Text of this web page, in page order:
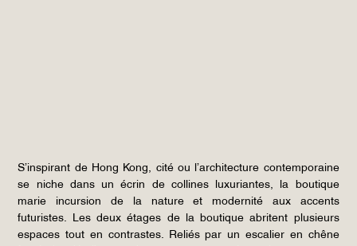
S’inspirant de Hong Kong, cité ou l’architecture contemporaine
se niche dans un écrin de collines luxuriantes, la boutique
marie incursion de la nature et modernité aux accents
futuristes. Les deux étages de la boutique abritent plusieurs
espaces tout en contrastes. Reliés par un escalier en chêne